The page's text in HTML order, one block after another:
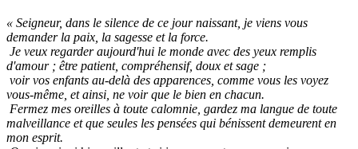
« Seigneur, dans le silence de ce jour naissant, je viens vous
demander la paix, la sagesse et la force.
Je veux regarder aujourd'hui le monde avec des yeux remplis
d'amour ; être patient, compréhensif, doux et sage ;
voir vos enfants au-delà des apparences, comme vous les voyez
vous-même, et ainsi, ne voir que le bien en chacun.
Fermez mes oreilles à toute calomnie, gardez ma langue de toute
malveillance et que seules les pensées qui bénissent demeurent en
mon esprit.